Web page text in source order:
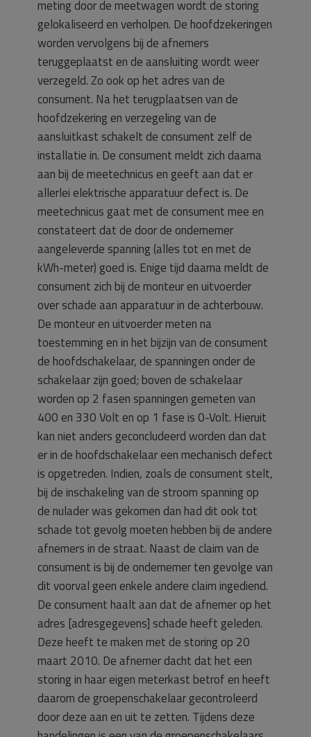
meting door de meetwagen wordt de storing
gelokaliseerd en verholpen. De hoofdzekeringen
worden vervolgens bij de afnemers
teruggeplaatst en de aansluiting wordt weer
verzegeld. Zo ook op het adres van de
consument. Na het terugplaatsen van de
hoofdzekering en verzegeling van de
aansluitkast schakelt de consument zelf de
installatie in. De consument meldt zich daarna
aan bij de meetechnicus en geeft aan dat er
allerlei elektrische apparatuur defect is. De
meetechnicus gaat met de consument mee en
constateert dat de door de ondernemer
aangeleverde spanning (alles tot en met de
kWh-meter) goed is. Enige tijd daarna meldt de
consument zich bij de monteur en uitvoerder
over schade aan apparatuur in de achterbouw.
De monteur en uitvoerder meten na
toestemming en in het bijzijn van de consument
de hoofdschakelaar, de spanningen onder de
schakelaar zijn goed; boven de schakelaar
worden op 2 fasen spanningen gemeten van
400 en 330 Volt en op 1 fase is 0-Volt. Hieruit
kan niet anders geconcludeerd worden dan dat
er in de hoofdschakelaar een mechanisch defect
is opgetreden. Indien, zoals de consument stelt,
bij de inschakeling van de stroom spanning op
de nulader was gekomen dan had dit ook tot
schade tot gevolg moeten hebben bij de andere
afnemers in de straat. Naast de claim van de
consument is bij de ondernemer ten gevolge van
dit voorval geen enkele andere claim ingediend.
De consument haalt aan dat de afnemer op het
adres [adresgegevens] schade heeft geleden.
Deze heeft te maken met de storing op 20
maart 2010. De afnemer dacht dat het een
storing in haar eigen meterkast betrof en heeft
daarom de groepenschakelaar gecontroleerd
door deze aan en uit te zetten. Tijdens deze